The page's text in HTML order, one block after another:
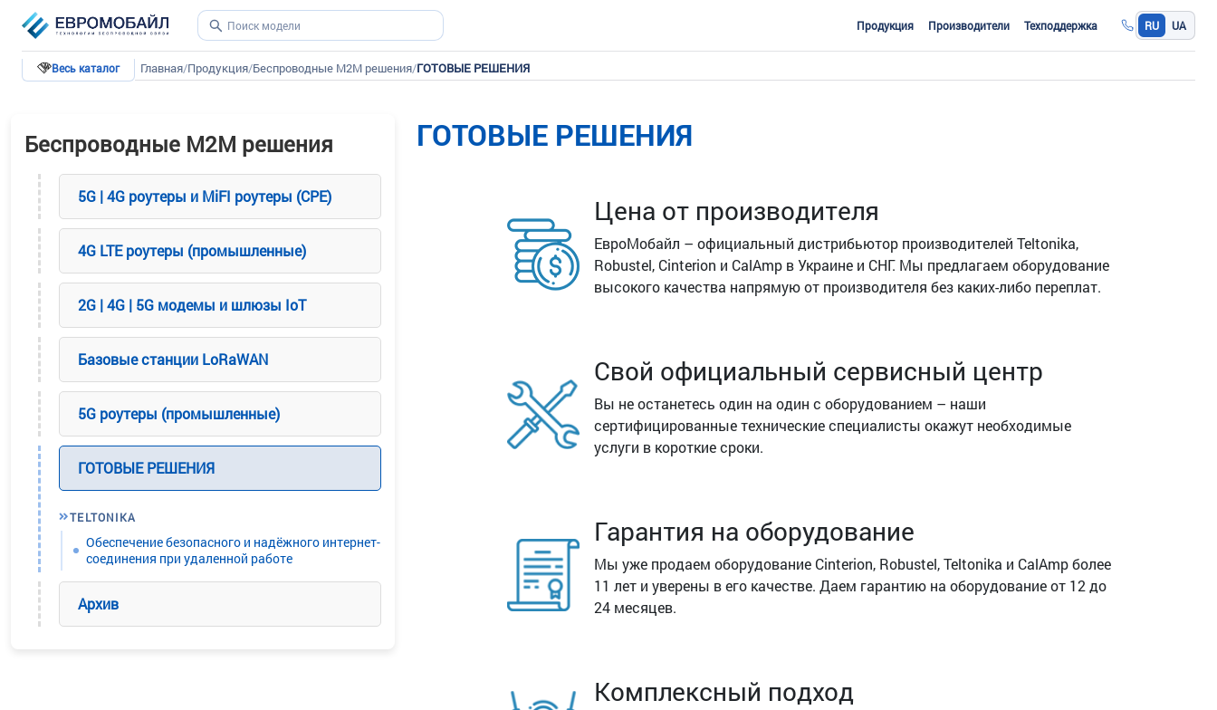
Продукция Производители Техподдержка RU UA
Весь каталог Главная/Продукция/Беспроводные М2М решения/ГОТОВЫЕ РЕШЕНИЯ
Беспроводные М2М решения
5G | 4G роутеры и MiFI роутеры (CPE)
4G LTE роутеры (промышленные)
2G | 4G | 5G модемы и шлюзы IoT
Базовые станции LoRaWAN
5G роутеры (промышленные)
ГОТОВЫЕ РЕШЕНИЯ
TELTONIKA
Обеспечение безопасного и надёжного интернет-
соединения при удаленной работе
Архив
ГОТОВЫЕ РЕШЕНИЯ
Цена от производителя
ЕвроМобайл – официальный дистрибьютор производителей Teltonika,
Robustel, Cinterion и CalAmp в Украине и СНГ. Мы предлагаем оборудование
высокого качества напрямую от производителя без каких-либо переплат.
Свой официальный сервисный центр
Вы не останетесь один на один с оборудованием – наши
сертифицированные технические специалисты окажут необходимые
услуги в короткие сроки.
Гарантия на оборудование
Мы уже продаем оборудование Cinterion, Robustel, Teltonika и CalAmp более
11 лет и уверены в его качестве. Даем гарантию на оборудование от 12 до
24 месяцев.
Комплексный подход